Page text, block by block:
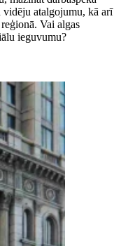
vidēju atalgojumu, kā arī
Vai algas
ieguvumu?